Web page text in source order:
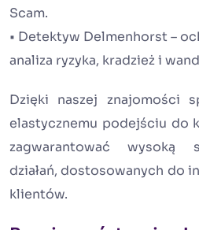
Scam.
• Detektyw Delmenhorst –
analiza ryzyka, kradzież i
Dzięki naszej znajomości
elastycznemu podejściu do
zagwarantować wysoką
działań, dostosowanych do
klientów.